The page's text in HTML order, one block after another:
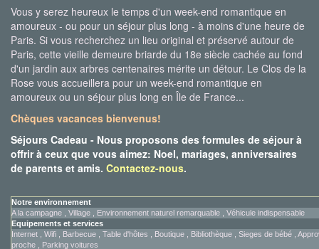
Vous y serez heureux le temps d'un week-end romantique en
amoureux - ou pour un séjour plus long - à moins d'une heure de
Paris. Si vous recherchez un lieu original et préservé autour de
Paris, cette vieille demeure briarde du 18e siècle cachée au fond
d'un jardin aux arbres centenaires mérite un détour. Le Clos de la
Rose vous accueillera pour un week-end romantique en
amoureux ou un séjour plus long en Île de France...
Chèques vacances bienvenus!
Séjours Cadeau - Nous proposons des formules de séjour à
offrir à ceux que vous aimez: Noel, mariages, anniversaires
de parents et amis. Contactez-nous.
Notre environnement
A la campagne , Village , Environnement naturel remarquable , Véhicule indispensable
Equipements et services
Internet , Wifi , Barbecue , Table d'hôtes , Boutique , Bibliothèque , Sieges de bébé ,
proche , Parking voitures